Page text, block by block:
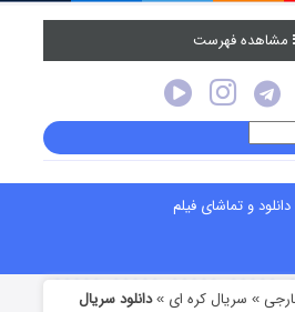
مشاهده فهرست
دانلود و تماشای فیلم
» سریال کره ای »دانلود سریال